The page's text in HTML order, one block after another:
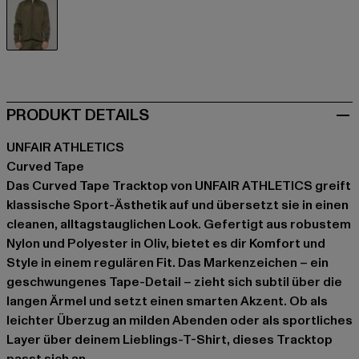
PRODUKT DETAILS
UNFAIR ATHLETICS
Curved Tape
Das Curved Tape Tracktop von UNFAIR ATHLETICS greift
klassische Sport-Ästhetik auf und übersetzt sie in einen
cleanen, alltagstauglichen Look. Gefertigt aus robustem
Nylon und Polyester in Oliv, bietet es dir Komfort und
Style in einem regulären Fit. Das Markenzeichen – ein
geschwungenes Tape-Detail – zieht sich subtil über die
langen Ärmel und setzt einen smarten Akzent. Ob als
leichter Überzug an milden Abenden oder als sportliches
Layer über deinem Lieblings-T-Shirt, dieses Tracktop